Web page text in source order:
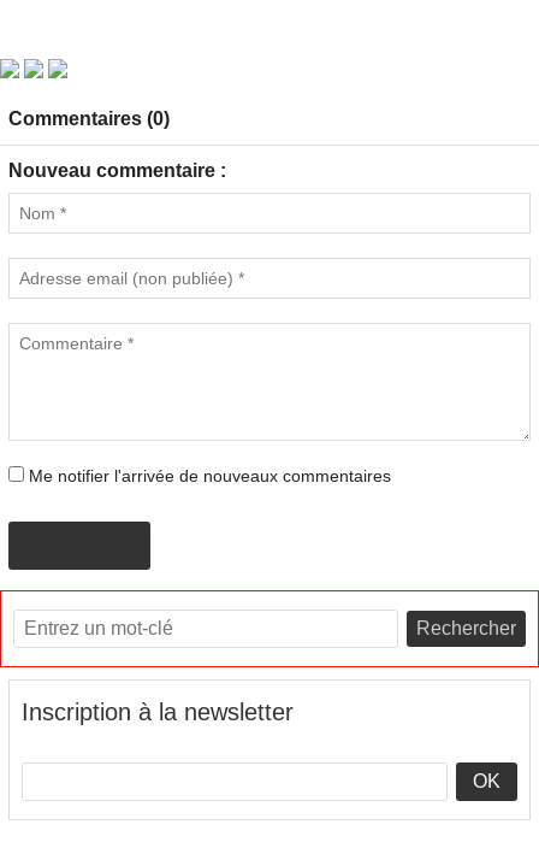
Commentaires (0)
Nouveau commentaire :
Me notifier l'arrivée de nouveaux commentaires
Rechercher
Inscription à la newsletter
OK